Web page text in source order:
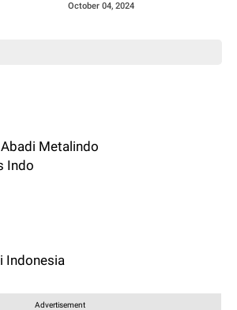
October 04, 2024
Metalindo
Indo
Indonesia
Advertisement